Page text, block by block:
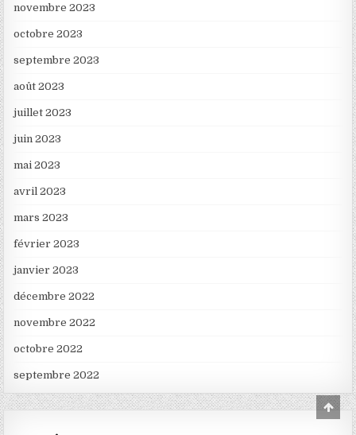
novembre 2023
octobre 2023
septembre 2023
août 2023
juillet 2023
juin 2023
mai 2023
avril 2023
mars 2023
février 2023
janvier 2023
décembre 2022
novembre 2022
octobre 2022
septembre 2022
to
Top